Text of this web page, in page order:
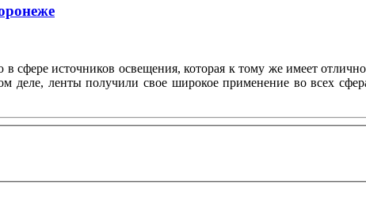
источников освещения, которая к тому же имеет
деле, ленты получили свое широкое применение во всех